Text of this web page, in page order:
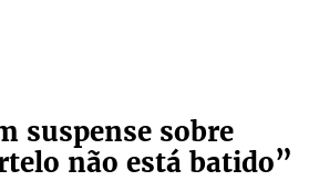
suspense sobre
não está batido”